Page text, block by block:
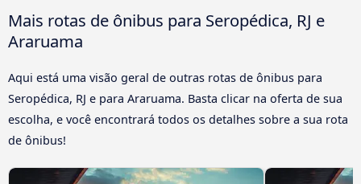
Mais rotas de ônibus para Seropédica, RJ e
Araruama
Aqui está uma visão geral de outras rotas de ônibus para
Seropédica, RJ e para Araruama. Basta clicar na oferta de sua
escolha, e você encontrará todos os detalhes sobre a sua rota
de ônibus!